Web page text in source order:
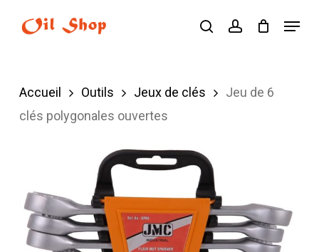
searchaccount
Menu
Accueil Outils Jeux de clés
Jeu de 6
clés polygonales ouvertes